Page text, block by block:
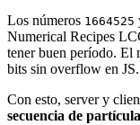
Los números 1664525
Numerical Recipes
tener buen período. El
bits sin overflow en JS.
Con esto, server y
secuencia de